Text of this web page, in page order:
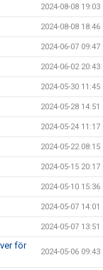
2024-08-08 19:03
2024-08-08 18:46
2024-06-07 09:47
2024-06-02 20:43
2024-05-30 11:45
2024-05-28 14:51
2024-05-24 11:17
2024-05-22 08:15
2024-05-15 20:17
2024-05-10 15:36
2024-05-07 14:01
2024-05-07 13:51
för
2024-05-06 09:43